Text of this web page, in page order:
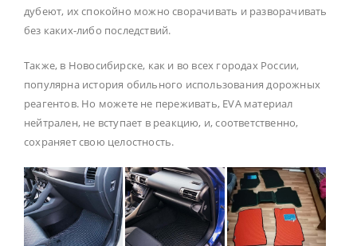
дубеют, их спокойно можно сворачивать и разворачивать
без каких-либо последствий.
Также, в Новосибирске, как и во всех городах России,
популярна история обильного использования дорожных
реагентов. Но можете не переживать, EVA материал
нейтрален, не вступает в реакцию, и, соответственно,
сохраняет свою целостность.